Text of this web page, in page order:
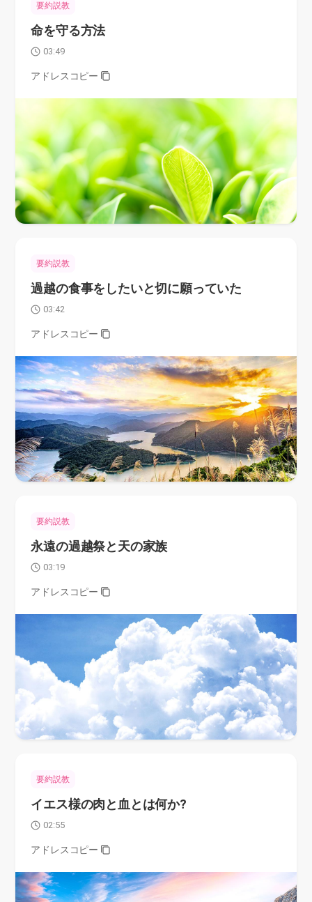
要約説教
命を守る方法
03:49
アドレスコピー
要約説教
過越の食事をしたいと切に願っていた
03:42
アドレスコピー
要約説教
永遠の過越祭と天の家族
03:19
アドレスコピー
要約説教
イエス様の肉と血とは何か?
02:55
アドレスコピー